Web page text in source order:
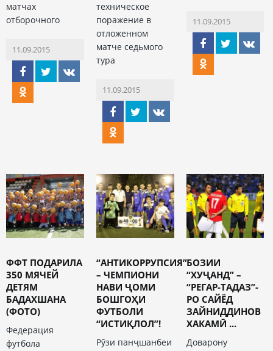
матчах
отборочного
11.09.2015
техническое
поражение в
отложенном
матче седьмого
тура
11.09.2015
11.09.2015
ФФТ ПОДАРИЛА
350 МЯЧЕЙ
ДЕТЯМ
БАДАХШАНА
(ФОТО)
Федерация
футбола
“АНТИКОРРУПСИЯ”
– ЧЕМПИОНИ
НАВИ ҶОМИ
БОШГОҲИ
ФУТБОЛИ
“ИСТИҚЛОЛ”!
Рӯзи панҷшанбеи
БОЗИИ
“ХУҶАНД” –
“РЕГАР-ТАДАЗ”-
РО САЙЁД
ЗАЙНИДДИНОВ
ХАКАМӢ ...
Доварону